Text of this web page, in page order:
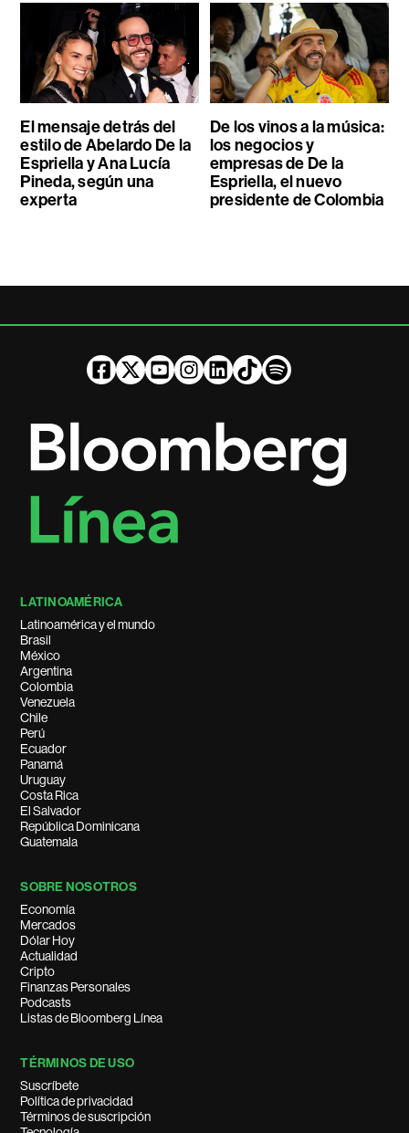
El mensaje detrás del
estilo de Abelardo De la
Espriella y Ana Lucía
Pineda, según una
experta
De los vinos a la música:
los negocios y
empresas de De la
Espriella, el nuevo
presidente de Colombia
LATINOAMÉRICA
Latinoamérica y el mundo
Brasil
México
Argentina
Colombia
Venezuela
Chile
Perú
Ecuador
Panamá
Uruguay
Costa Rica
El Salvador
República Dominicana
Guatemala
SOBRE NOSOTROS
Economía
Mercados
Dólar Hoy
Actualidad
Cripto
Finanzas Personales
Podcasts
Listas de Bloomberg Línea
TÉRMINOS DE USO
Suscríbete
Política de privacidad
Términos de suscripción